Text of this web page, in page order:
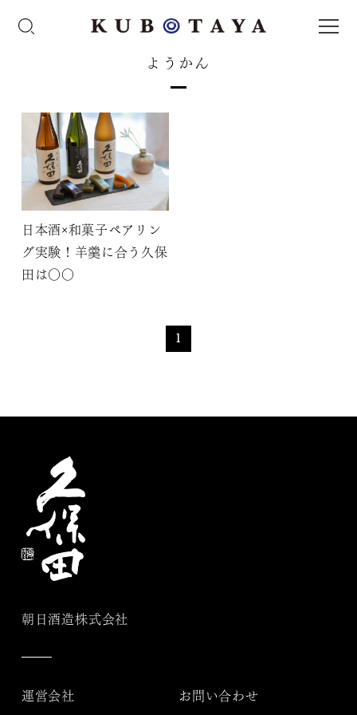
ようかん
日本酒×和菓子ペアリン
グ実験！羊羹に合う久保
田は〇〇
1
朝日酒造株式会社
運営会社 お問い合わせ